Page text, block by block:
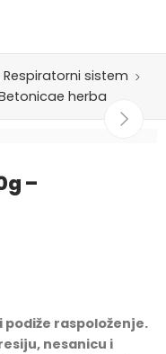
Respiratorni sistem
herba
–
podiže raspoloženje.
nesanicu i